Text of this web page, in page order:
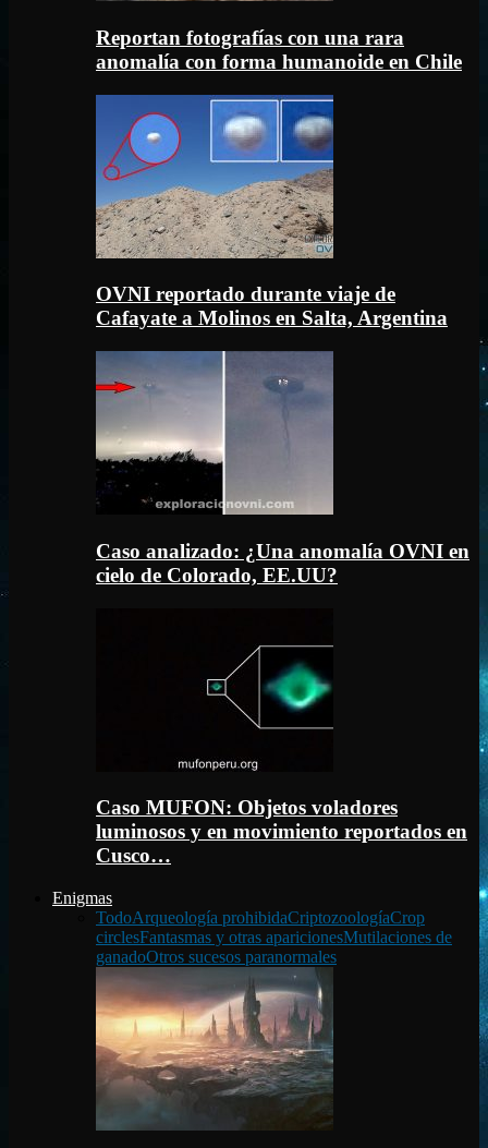
Reportan fotografías con una rara
anomalía con forma humanoide en Chile
OVNI reportado durante viaje de
Cafayate a Molinos en Salta, Argentina
Caso analizado: ¿Una anomalía OVNI en
cielo de Colorado, EE.UU?
Caso MUFON: Objetos voladores
luminosos y en movimiento reportados en
Cusco…
Enigmas
TodoArqueología prohibidaCriptozoologíaCrop
circlesFantasmas y otras aparicionesMutilaciones de
ganadoOtros sucesos paranormales